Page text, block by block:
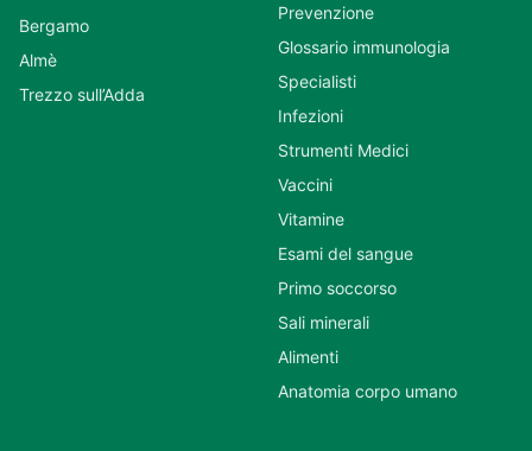
Bergamo
Almè
Trezzo sull’Adda
Prevenzione
Glossario immunologia
Specialisti
Infezioni
Strumenti Medici
Vaccini
Vitamine
Esami del sangue
Primo soccorso
Sali minerali
Alimenti
Anatomia corpo umano